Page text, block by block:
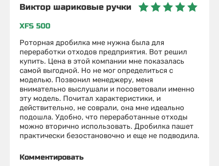
Виктор шариковые ручки
XFS 500
Роторная дробилка мне нужна была для
переработки отходов предприятия. Вот решил
купить. Цена в этой компании мне показалась
самой выгодной. Но не мог определиться с
моделью. Позвонил менеджеру, меня
внимательно выслушали и посоветовали именно
эту модель. Почитал характеристики, и
действительно, не соврали, она мне идеально
подошла. Удобно, что переработанные отходы
можно вторично использовать. Дробилка пашет
практически безостановочно и еще не подводила.
Комментировать